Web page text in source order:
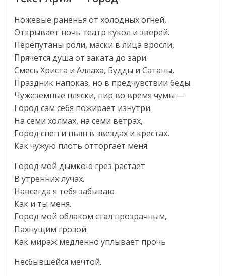
Ножевые раненья от холодных огней,
Открывает ночь театр кукол и зверей.
Перепутаны роли, маски в лица вросли,
Прячется душа от заката до зари.
Смесь Христа и Аллаха, Будды и Сатаны,
Праздник напоказ, но в предчувствии беды.
Чужеземные пляски, пир во время чумы —
Город сам себя пожирает изнутри.
На семи холмах, на семи ветрах,
Город спеп и пьян в звездах и крестах,
Как чужую плоть отторгает меня.
Город мой дымкою грез растает
В утренних лучах.
Навсегда я тебя забываю
Как и ты меня.
Город мой облаком стал прозрачным,
Пахнущим грозой.
Как мираж медленно уплывает прочь
Несбывшейся мечтой.